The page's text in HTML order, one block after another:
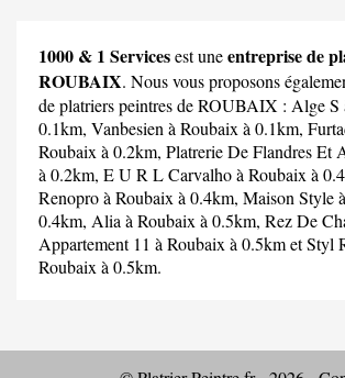
1000 & 1 Servicesest uneentreprise de
ROUBAIX. Nous vous proposons
de platriers peintres de ROUBAIX : Alge S
0.1km, Vanbesien à Roubaix à 0.1km,
Roubaix à 0.2km, Platrerie De Flandres Et
à 0.2km, E U R L Carvalhoà Roubaix à
Renoproà Roubaix à 0.4km, Maison Style
0.4km, Alia à Roubaix à 0.5km, Rez De
Appartement 11 à Roubaix à 0.5km etStyl
Roubaix à 0.5km.